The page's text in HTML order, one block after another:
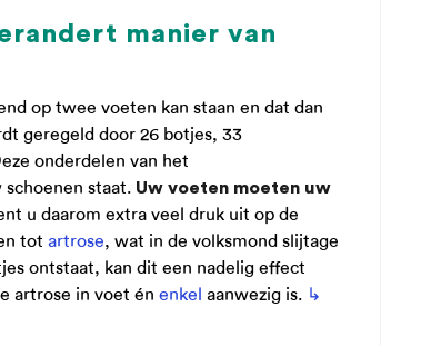
manier van
op twee voeten kan staan en dat dan
geregeld door 26 botjes, 33
onderdelen van het
staat. Uw voeten moeten uw
u daarom extra veel druk uit op de
tot artrose, wat in de volksmond slijtage
ontstaat, kan dit een nadelig effect
artrose in voet én enkel aanwezig is. ↳